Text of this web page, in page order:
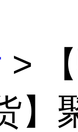
>
】